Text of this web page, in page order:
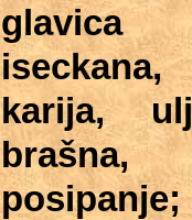
karija,
posipanje;